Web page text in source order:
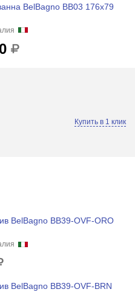
BelBagno BB03 176x79
Купить в 1 клик
BelBagno BB39-OVF-ORO
BelBagno BB39-OVF-BRN